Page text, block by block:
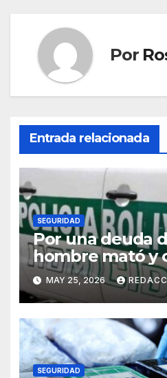
Por
Entrada relacionada
SEGURIDAD
Por una deuda
hombre mató y
víctima en la
Paz
MAY 25, 2026
SEGURIDAD